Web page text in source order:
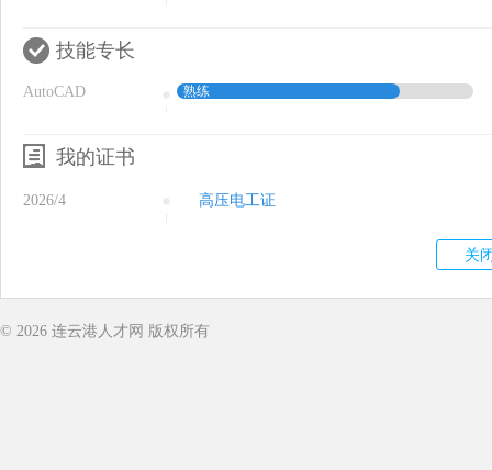
技能专长
AutoCAD 熟练
我的证书
2026/4 高压电工证
© 2026 连云港人才网 版权所有